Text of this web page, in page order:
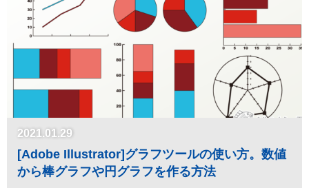
2021.01.29
[Adobe Illustrator]グラフツールの使い方。数値
から棒グラフや円グラフを作る方法